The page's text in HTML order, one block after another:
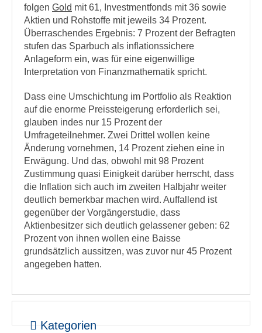
folgen Gold mit 61, Investmentfonds mit 36 sowie
Aktien und Rohstoffe mit jeweils 34 Prozent.
Überraschendes Ergebnis: 7 Prozent der Befragten
stufen das Sparbuch als inflationssichere
Anlageform ein, was für eine eigenwillige
Interpretation von Finanzmathematik spricht.
Dass eine Umschichtung im Portfolio als Reaktion
auf die enorme Preissteigerung erforderlich sei,
glauben indes nur 15 Prozent der
Umfrageteilnehmer. Zwei Drittel wollen keine
Änderung vornehmen, 14 Prozent ziehen eine in
Erwägung. Und das, obwohl mit 98 Prozent
Zustimmung quasi Einigkeit darüber herrscht, dass
die Inflation sich auch im zweiten Halbjahr weiter
deutlich bemerkbar machen wird. Auffallend ist
gegenüber der Vorgängerstudie, dass
Aktienbesitzer sich deutlich gelassener geben: 62
Prozent von ihnen wollen eine Baisse
grundsätzlich aussitzen, was zuvor nur 45 Prozent
angegeben hatten.
Kategorien